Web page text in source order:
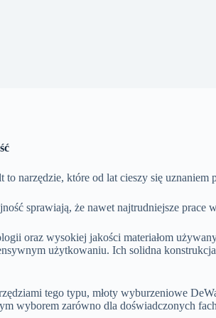
narzędzie, które od lat cieszy się
sprawiają, że nawet najtrudniejsze prace
oraz wysokiej jakości materiałom
użytkowaniu. Ich solidna
tego typu, młoty wyburzeniowe
wyborem zarówno dla doświadczonych